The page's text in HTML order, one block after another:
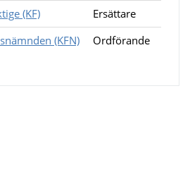
(KF)
Ersättare
(KFN)
Ordförande